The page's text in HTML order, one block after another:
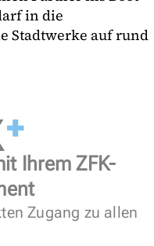
in die
Stadtwerke auf rund
Ihrem ZFK-
Zugang zu allen